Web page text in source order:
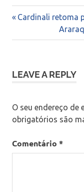
Navegação
de
Previous
Cardinali retoma
Next
Post:
LEAVE A REPLY
O seu endereço de
obrigatórios são
Comentário *